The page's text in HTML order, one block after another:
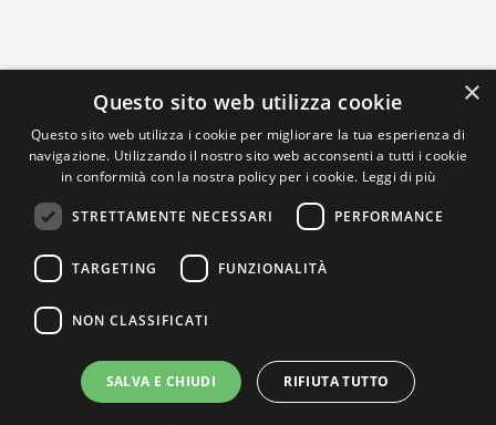
×
Questo sito web utilizza cookie
Questo sito web utilizza i cookie per migliorare la tua esperienza di
navigazione. Utilizzando il nostro sito web acconsenti a tutti i cookie
in conformità con la nostra policy per i cookie. Leggi di più
STRETTAMENTE NECESSARI PERFORMANCE
TARGETING FUNZIONALITÀ
NON CLASSIFICATI
SALVA E CHIUDI RIFIUTA TUTTO